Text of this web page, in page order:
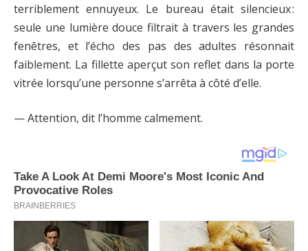
terriblement ennuyeux. Le bureau était silencieux :
seule une lumière douce filtrait à travers les grandes
fenêtres, et l’écho des pas des adultes résonnait
faiblement. La fillette aperçut son reflet dans la porte
vitrée lorsqu’une personne s’arrêta à côté d’elle.
— Attention, dit l’homme calmement.